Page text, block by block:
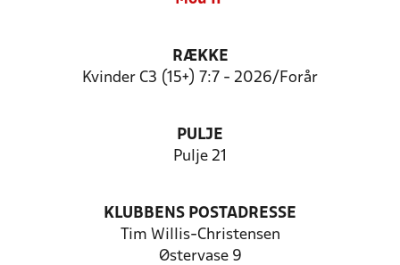
RÆKKE
Kvinder C3 (15+) 7:7 - 2026/Forår
PULJE
Pulje 21
KLUBBENS POSTADRESSE
Tim Willis-Christensen
Østervase 9